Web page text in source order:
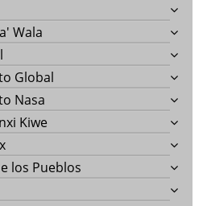
Wala
Global
Nasa
Kiwe
los Pueblos